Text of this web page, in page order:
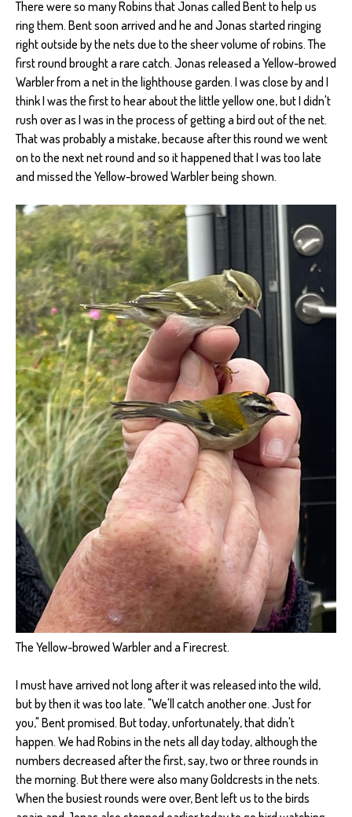
There were so many Robins that Jonas called Bent to help us
ring them. Bent soon arrived and he and Jonas started ringing
right outside by the nets due to the sheer volume of robins. The
first round brought a rare catch. Jonas released a Yellow-browed
Warbler from a net in the lighthouse garden. I was close by and I
think I was the first to hear about the little yellow one, but I didn't
rush over as I was in the process of getting a bird out of the net.
That was probably a mistake, because after this round we went
on to the next net round and so it happened that I was too late
and missed the Yellow-browed Warbler being shown.
The Yellow-browed Warbler and a Firecrest.
I must have arrived not long after it was released into the wild,
but by then it was too late. "We'll catch another one. Just for
you," Bent promised. But today, unfortunately, that didn't
happen. We had Robins in the nets all day today, although the
numbers decreased after the first, say, two or three rounds in
the morning. But there were also many Goldcrests in the nets.
When the busiest rounds were over, Bent left us to the birds